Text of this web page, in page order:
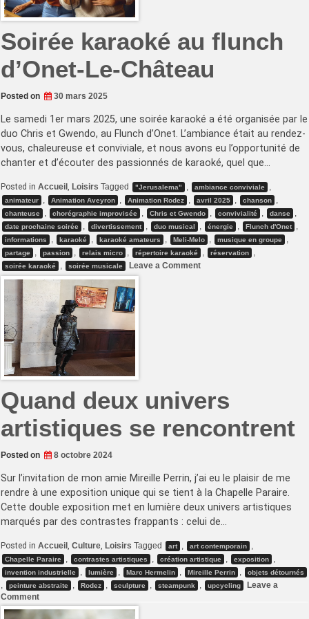
Soirée karaoké au flunch
d’Onet-Le-Château
Posted on 30 mars 2025
Le samedi 1er mars 2025, une soirée karaoké a été organisée par le
duo Chris et Gwendo, au Flunch d’Onet. L’ambiance était au rendez-
vous, chaleureuse et conviviale, et nous avons eu l’opportunité de
chanter et d’écouter des passionnés de karaoké, quel que…
Posted in Accueil Loisirs Tagged "Jerusalema" ambiance conviviale
animateur Animation Aveyron Animation Rodez avril 2025 chanson
chanteuse chorégraphie improvisée Chris et Gwendo convivialité danse
date prochaine soirée divertissement duo musical énergie Flunch d'Onet
informations karaoké karaoké amateurs Meli-Melo musique en groupe
partage passion relais micro répertoire karaoké réservation
soirée karaoké soirée musicale Leave a Commenton
Quand deux univers
artistiques se rencontrent
Posted on 8 octobre 2024
Sur l’invitation de mon amie Mireille Perrin, j’ai eu le plaisir de me
rendre à une exposition unique qui se tient à la Chapelle Paraire.
Cette double exposition met en lumière deux univers artistiques
marqués par des contrastes frappants : celui de…
Posted in Accueil Culture Loisirs Tagged art art contemporain
Chapelle Paraire contrastes artistiques création artistique exposition
invention industrielle lumière Marc Hermelin Mireille Perrin objets détournés
peinture abstraite Rodez sculpture steampunk upcycling
Leave a
Commenton
Quand
deux